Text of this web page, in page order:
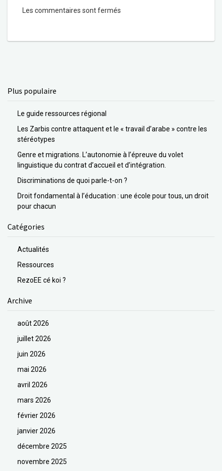
Les commentaires sont fermés
Plus populaire
Le guide ressources régional
Les Zarbis contre attaquent et le « travail d’arabe » contre les
stéréotypes
Genre et migrations. L’autonomie à l’épreuve du volet
linguistique du contrat d’accueil et d’intégration.
Discriminations de quoi parle-t-on ?
Droit fondamental à l’éducation : une école pour tous, un droit
pour chacun
Catégories
Actualités
Ressources
RezoEE cé koi ?
Archive
août 2026
juillet 2026
juin 2026
mai 2026
avril 2026
mars 2026
février 2026
janvier 2026
décembre 2025
novembre 2025